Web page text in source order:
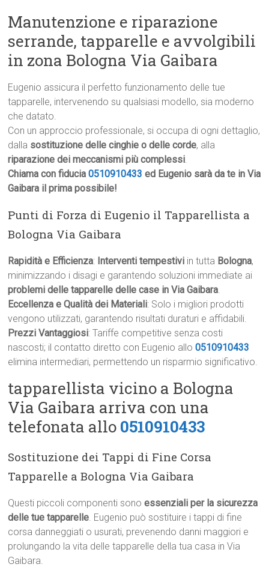
Manutenzione e riparazione
serrande, tapparelle e avvolgibili
in zona Bologna Via Gaibara
Eugenio assicura il perfetto funzionamento delle tue
tapparelle, intervenendo su qualsiasi modello, sia moderno
che datato.
Con un approccio professionale, si occupa di ogni dettaglio,
dalla sostituzione delle cinghie o delle corde, alla
riparazione dei meccanismi più complessi.
Chiama con fiducia0510910433 ed Eugenio sarà da te in Via
Gaibara il prima possibile!
Punti di Forza di Eugenio il Tapparellista a
Bologna Via Gaibara
Rapidità e Efficienza: Interventi tempestivi in tutta Bologna,
minimizzando i disagi e garantendo soluzioni immediate ai
problemi delle tapparelle delle case in Via Gaibara.
Eccellenza e Qualità dei Materiali: Solo i migliori prodotti
vengono utilizzati, garantendo risultati duraturi e affidabili.
Prezzi Vantaggiosi: Tariffe competitive senza costi
nascosti; il contatto diretto con Eugenio allo0510910433
elimina intermediari, permettendo un risparmio significativo.
tapparellista vicino a Bologna
Via Gaibara arriva con una
telefonata allo 0510910433
Sostituzione dei Tappi di Fine Corsa
Tapparelle a Bologna Via Gaibara
Questi piccoli componenti sonoessenziali per la sicurezza
delle tue tapparelle. Eugenio può sostituire i tappi di fine
corsa danneggiati o usurati, prevenendo danni maggiori e
prolungando la vita delle tapparelle della tua casa in Via
Gaibara.